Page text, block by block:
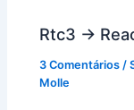
Rtc3 ->
3 Comentários /
Molle